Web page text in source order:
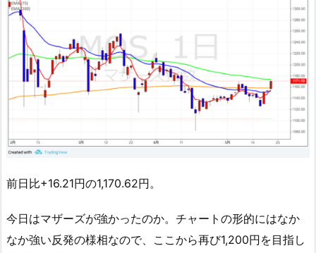
前日比+16.21円の1,170.62円。
今日はマザーズが強かったのか。チャートの形的にはなか
なか強い反発の様相なので、ここから再び1,200円を目指し